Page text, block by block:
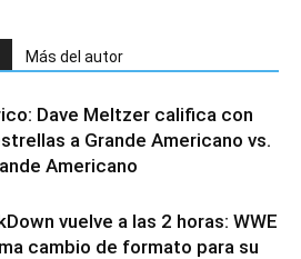
Más del autor
Dave Meltzer califica con
a Grande Americano vs.
Americano
vuelve a las 2 horas: WWE
cambio de formato para su